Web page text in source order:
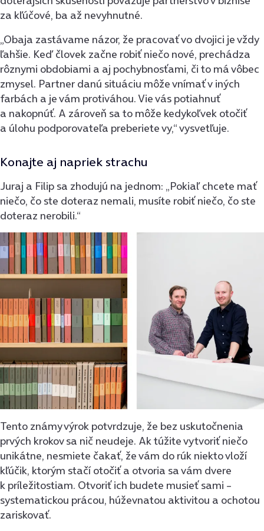
za kľúčové, ba až nevyhnutné.
„Obaja zastávame názor, že pracovať vo dvojici je vždy
ľahšie. Keď človek začne robiť niečo nové, prechádza
rôznymi obdobiami a aj pochybnosťami, či to má vôbec
zmysel. Partner danú situáciu môže vnímať v iných
farbách a je vám protiváhou. Vie vás potiahnuť
a nakopnúť. A zároveň sa to môže kedykoľvek otočiť
a úlohu podporovateľa preberiete vy,“ vysvetľuje.
Konajte aj napriek strachu
Juraj a Filip sa zhodujú na jednom: „Pokiaľ chcete mať
niečo, čo ste doteraz nemali, musíte robiť niečo, čo ste
doteraz nerobili.“
Tento známy výrok potvrdzuje, že bez uskutočnenia
prvých krokov sa nič neudeje. Ak túžite vytvoriť niečo
unikátne, nesmiete čakať, že vám do rúk niekto vloží
kľúčik, ktorým stačí otočiť a otvoria sa vám dvere
k príležitostiam. Otvoriť ich budete musieť sami –
systematickou prácou, húževnatou aktivitou a ochotou
zariskovať.